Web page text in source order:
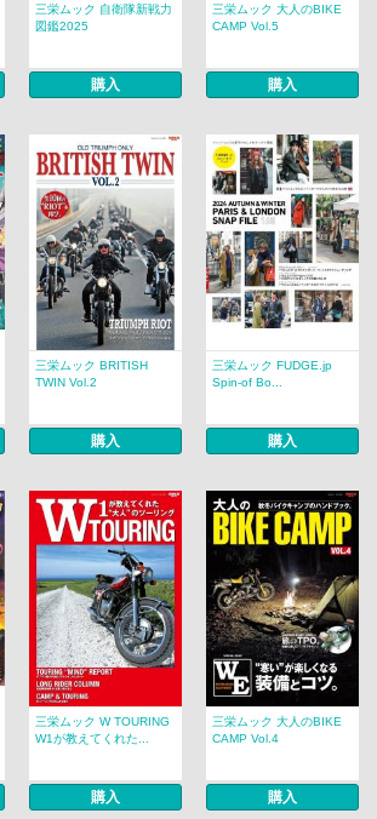
三栄ムック 自衛隊新戦力
図鑑2025
購入
三栄ムック 大人のBIKE
CAMP Vol.5
購入
三栄ムック BRITISH
TWIN Vol.2
購入
三栄ムック FUDGE.jp
Spin-of Bo...
購入
三栄ムック W TOURING
W1が教えてくれた...
購入
三栄ムック 大人のBIKE
CAMP Vol.4
購入